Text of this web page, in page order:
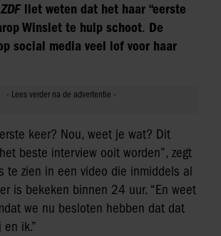
ZDFliet weten dat het haar “eerste
Winslet te hulp schoot. De
social media veel lof voor haar
keer? Nou, weet je wat? Dit
beste interview ooit worden”, zegt
te zien in een video die inmiddels al
is bekeken binnen 24 uur. “En weet
we nu besloten hebben dat dat
ik.”